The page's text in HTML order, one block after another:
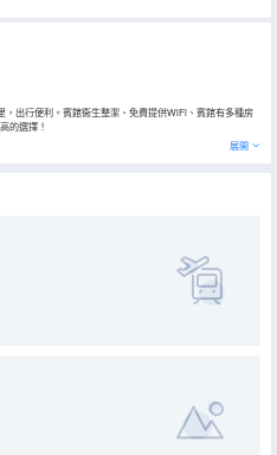
，出行便利。賓館衞生整潔、免費提供WiFi、賓館有多種房
的選擇！
展開